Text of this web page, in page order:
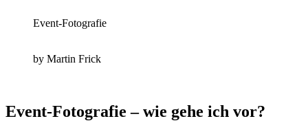
Event-Fotografie
by Martin Frick
Event-Fotografie – wie gehe ich vor?